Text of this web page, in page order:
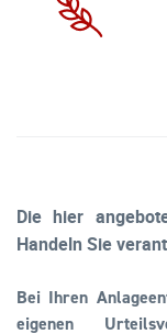
Die hier
Handeln Sie
Bei Ihren
eigenen